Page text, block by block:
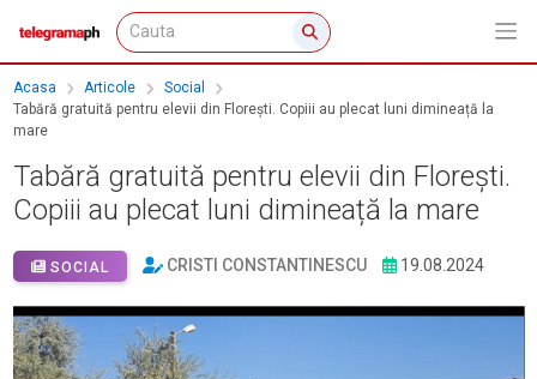
Acasa Articole
Social
Tabără gratuită pentru elevii din Florești. Copiii au plecat luni dimineață la
mare
Tabără gratuită pentru elevii din Florești.
Copiii au plecat luni dimineață la mare
SOCIAL CRISTI CONSTANTINESCU 19.08.2024